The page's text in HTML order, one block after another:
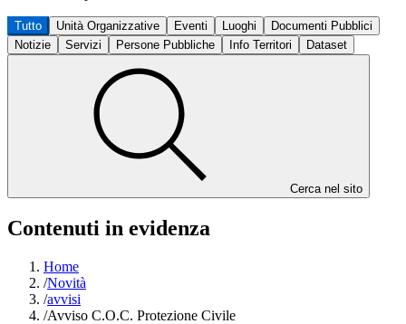
Tutto Unità Organizzative Eventi Luoghi
Documenti Pubblici
Notizie
Servizi Persone Pubbliche Info Territori Dataset
Cerca nel sito
Contenuti in evidenza
Home
/Novità
/avvisi
/Avviso C.O.C. Protezione Civile